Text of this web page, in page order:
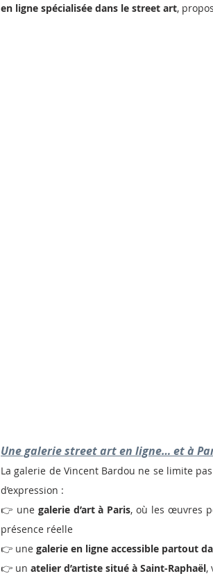
en ligne spécialisée dans le street art,
Une galerie street art en ligne… et à
La galerie de Vincent Bardou ne se limite
d’expression :
👉 une galerie d’art à Paris, où les œuvres
présence réelle
👉 une galerie en ligne accessible partout
👉 un atelier d’artiste situé à Saint-Raphaël,